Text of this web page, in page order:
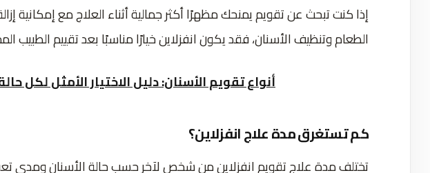
إذا كنت تبحث عن تقويم يمنحك مظهرًا أكثر جمالية أثناء العلاج مع إمكانية
الطعام وتنظيف الأسنان، فقد يكون انفزلاين خيارًا مناسبًا بعد تقييم الطبيب
أنواع تقويم الأسنان: دليل الاختيار الأمثل لكل
كم تستغرق مدة علاج انفزلاين؟
تختلف مدة علاج تقويم انفزلاين من شخص لآخر حسب حالة الأسنان ومدى